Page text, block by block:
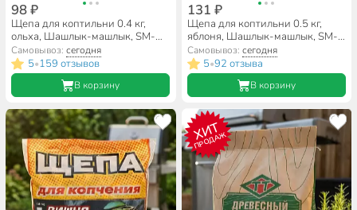
98 ₽
Щепа для коптильни 0.4 кг,
ольха, Шашлык-машлык, SM-
143
Самовывоз:сегодня
5•159 отзывов
В корзину
131 ₽
Щепа для коптильни 0.5 кг,
яблоня, Шашлык-машлык, SM-
148
Самовывоз: сегодня
5•92 отзыва
В корзину
ХИТ
ПРОДАЖ